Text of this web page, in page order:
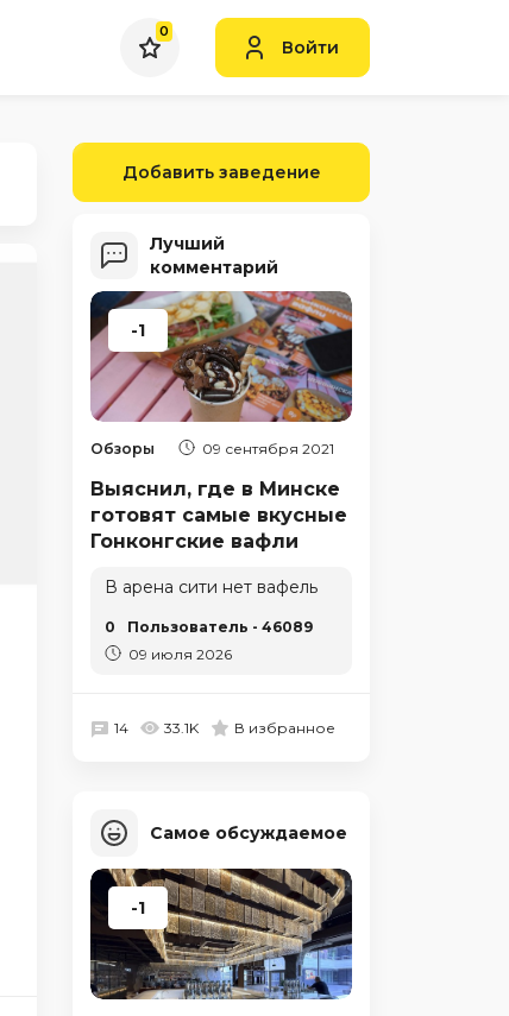
0
Войти
Добавить заведение
Лучший
комментарий
-1
Обзоры 09 сентября 2021
Выяснил, где в Минске
готовят самые вкусные
Гонконгские вафли
В арена сити нет вафель
0
Пользователь - 46089
09 июля 2026
14 33.1K В избранное
Самое обсуждаемое
-1